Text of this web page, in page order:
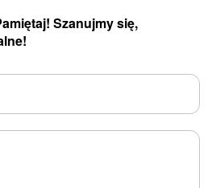
Szanujmy się,